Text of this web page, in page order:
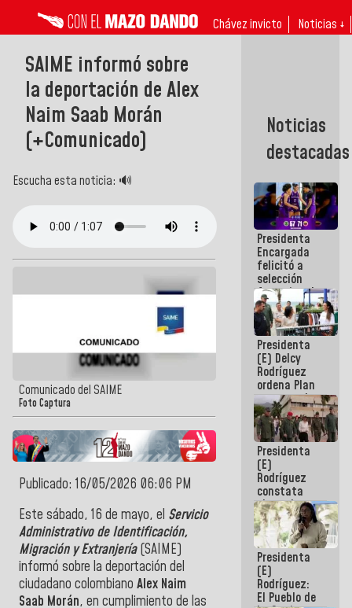
Chávez invicto Noticias ↓
SAIME informó sobre
la deportación de Alex
Naim Saab Morán
(+Comunicado)
Escucha esta noticia: 🔊
Comunicado del SAIME
Foto Captura
Publicado: 16/05/2026 06:06 PM
Este sábado, 16 de mayo, el Servicio
Administrativo de Identificación,
Migración y Extranjería(SAIME)
informó sobre la deportación del
ciudadano colombiano Alex Naim
Saab Morán, en cumplimiento de las
Noticias
destacadas
Presidenta
Encargada
felicitó a
selección
femenina de
baloncesto
por su
clasificación
a la
AmeriCup
2027
Presidenta
(E) Delcy
Rodríguez
ordena Plan
maestro de
desarrollo
logístico y
turístico
para La
Guaira
Presidenta
(E)
Rodríguez
constata
obras de
rehabilitación
de Escuela
Militar de
Mamo en La
Guaira
Presidenta
(E)
Rodríguez:
El Pueblo de